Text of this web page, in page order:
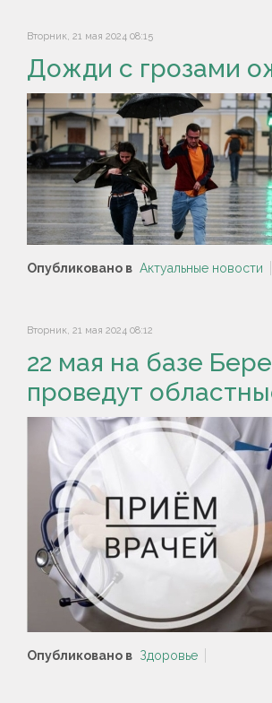
Вторник, 21 мая 2024 08:15
Дожди с грозами
Опубликовано в Актуальные новости
Вторник, 21 мая 2024 08:12
22 мая на базе
проведут
Опубликовано в Здоровье